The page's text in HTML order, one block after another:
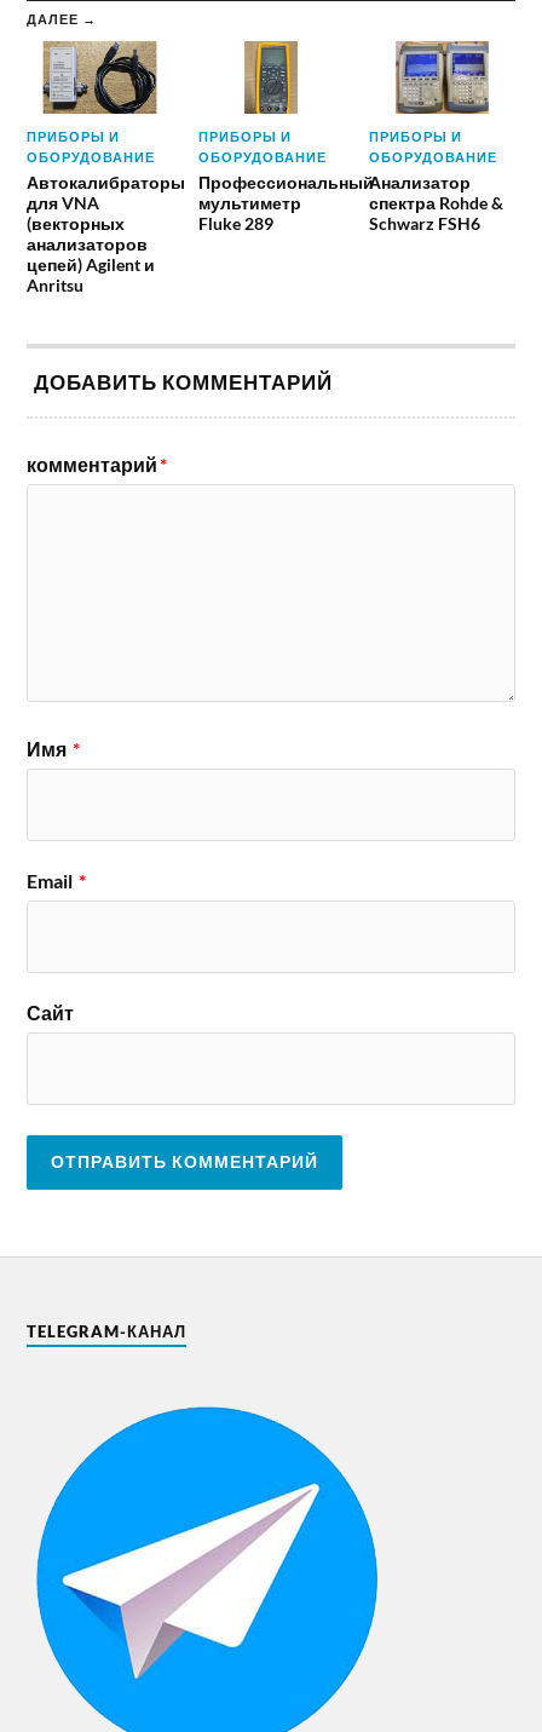
ДАЛЕЕ →
ПРИБОРЫ И
ОБОРУДОВАНИЕ
Автокалибраторы
для VNA
(векторных
анализаторов
цепей) Agilent и
Anritsu
ПРИБОРЫ И
ОБОРУДОВАНИЕ
Профессиональный
мультиметр
Fluke 289
ПРИБОРЫ И
ОБОРУДОВАНИЕ
Анализатор
спектра Rohde &
Schwarz FSH6
ДОБАВИТЬ КОММЕНТАРИЙ
комментарий*
Имя *
Email *
Сайт
TELEGRAM-КАНАЛ